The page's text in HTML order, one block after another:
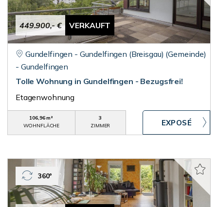
449.900,- € VERKAUFT
Gundelfingen - Gundelfingen (Breisgau) (Gemeinde)
- Gundelfingen
Tolle Wohnung in Gundelfingen - Bezugsfrei!
Etagenwohnung
106,96 m²
WOHNFLÄCHE
3
ZIMMER
360°